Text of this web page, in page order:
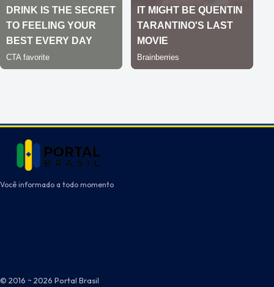
Você informado a todo momento
© 2016 ~ 2026 Portal Brasil